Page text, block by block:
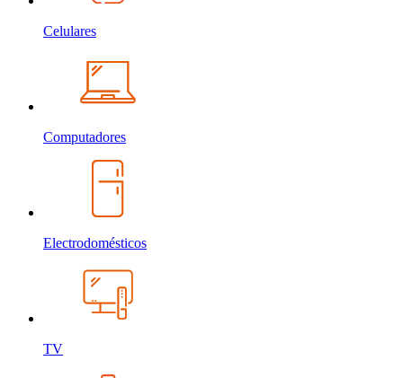
Celulares
Computadores
Electrodomésticos
TV